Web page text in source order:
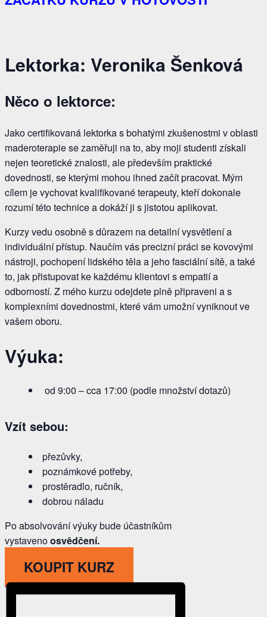
Lektorka: Veronika Šenková
Něco o lektorce:
Jako certifikovaná lektorka s bohatými zkušenostmi v oblasti
maderoterapie se zaměřuji na to, aby moji studenti získali
nejen teoretické znalosti, ale především praktické
dovednosti, se kterými mohou ihned začít pracovat. Mým
cílem je vychovat kvalifikované terapeuty, kteří dokonale
rozumí této technice a dokáží ji s jistotou aplikovat.
Kurzy vedu osobně s důrazem na detailní vysvětlení a
individuální přístup. Naučím vás precizní práci se kovovými
nástroji, pochopení lidského těla a jeho fasciální sítě, a také
to, jak přistupovat ke každému klientovi s empatií a
odborností. Z mého kurzu odejdete plně připraveni a s
komplexními dovednostmi, které vám umožní vyniknout ve
vašem oboru.
Výuka:
od 9:00 – cca 17:00 (podle množství dotazů)
Vzít sebou:
přezůvky,
poznámkové potřeby,
prostěradlo, ručník,
dobrou náladu
Po absolvování výuky bude účastníkům
vystavenoosvědčení.
KOUPIT KURZ